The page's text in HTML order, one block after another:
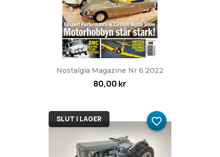
Nostalgia Magazine Nr 6 2022
80,00 kr
SLUT I LAGER favorite_border